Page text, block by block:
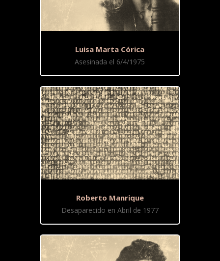
Luisa Marta Córica
Asesinada el 6/4/1975
Roberto Manrique
Desaparecido en Abril de 1977